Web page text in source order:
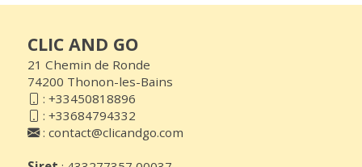
CLIC AND GO
21 Chemin de Ronde
74200 Thonon-les-Bains
: +33450818896
: +33684794332
: contact@clicandgo.com